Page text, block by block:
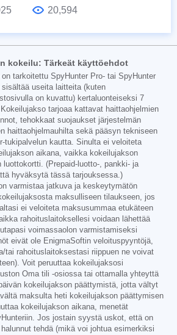
20,594
kokeilu: Tärkeät käyttöehdot
tarkoitettu SpyHunter Pro- tai SpyHunter
useita laitteita (kuten
on kuvattu) kertaluonteiseksi 7
tarjoaa kattavat haittaohjelmien
tehokkaat suojaukset järjestelmän
haittaohjelmauhilta sekä pääsyn tekniseen
tukipalvelun kautta. Sinulta ei veloiteta
aikana, vaikka kokeilujakson
luottokortti. (Prepaid-luotto-, pankki- ja
hyväksytä tässä tarjouksessa.)
varmistaa jatkuva ja keskeytymätön
maksulliseen tilaukseen, jos
ei veloiteta maksusummaa etukäteen
rahoituslaitoksellesi voidaan lähettää
voimassaolon varmistamiseksi
eivät ole EnigmaSoftin veloituspyyntöjä,
tai rahoituslaitoksestasi riippuen ne voivat
Voit peruuttaa kokeilujaksosi
Oma tili -osiossa tai ottamalla yhteyttä
kokeilujakson päättymistä, jotta vältyt
maksulta heti kokeilujakson päättymisen
kokeilujakson aikana, menetät
Jos jostain syystä uskot, että on
tehdä (mikä voi johtua esimerkiksi